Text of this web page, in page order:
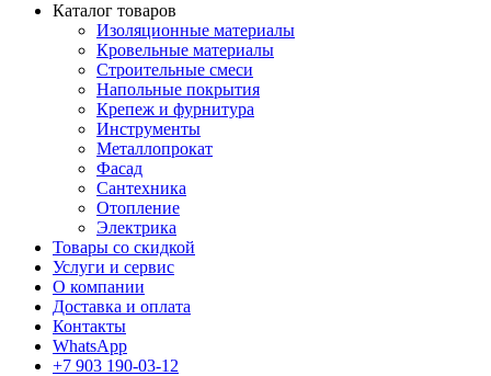
Каталог товаров
Изоляционные материалы
Кровельные материалы
Строительные смеси
Напольные покрытия
Крепеж и фурнитура
Инструменты
Металлопрокат
Фасад
Сантехника
Отопление
Электрика
Товары со скидкой
Услуги и сервис
О компании
Доставка и оплата
Контакты
WhatsApp
+7 903 190-03-12